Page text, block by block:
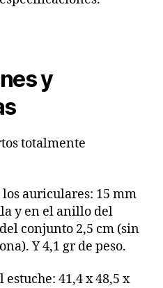
y
totalmente
auriculares: 15 mm
y en el anillo del
conjunto 2,5 cm (sin
Y 4,1 gr de peso.
41,4 x 48,5 x